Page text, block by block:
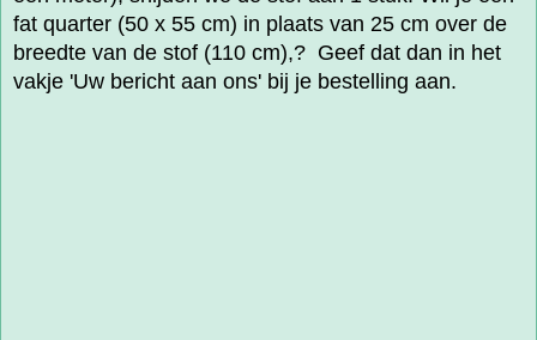
fat quarter (50 x 55 cm) in plaats van 25 cm over de
breedte van de stof (110 cm),? Geef dat dan in het
vakje 'Uw bericht aan ons' bij je bestelling aan.